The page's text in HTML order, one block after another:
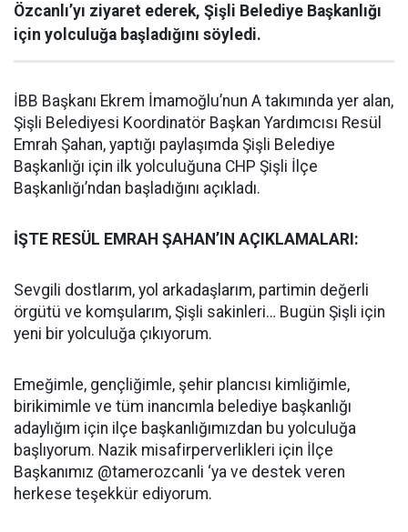
Özcanlı’yı ziyaret ederek, Şişli Belediye Başkanlığı
için yolculuğa başladığını söyledi.
İBB Başkanı Ekrem İmamoğlu’nun A takımında yer alan,
Şişli Belediyesi Koordinatör Başkan Yardımcısı Resül
Emrah Şahan, yaptığı paylaşımda Şişli Belediye
Başkanlığı için ilk yolculuğuna CHP Şişli İlçe
Başkanlığı’ndan başladığını açıkladı.
İŞTE RESÜL EMRAH ŞAHAN’IN AÇIKLAMALARI:
Sevgili dostlarım, yol arkadaşlarım, partimin değerli
örgütü ve komşularım, Şişli sakinleri… Bugün Şişli için
yeni bir yolculuğa çıkıyorum.
Emeğimle, gençliğimle, şehir plancısı kimliğimle,
birikimimle ve tüm inancımla belediye başkanlığı
adaylığım için ilçe başkanlığımızdan bu yolculuğa
başlıyorum. Nazik misafirperverlikleri için İlçe
Başkanımız @tamerozcanli ‘ya ve destek veren
herkese teşekkür ediyorum.